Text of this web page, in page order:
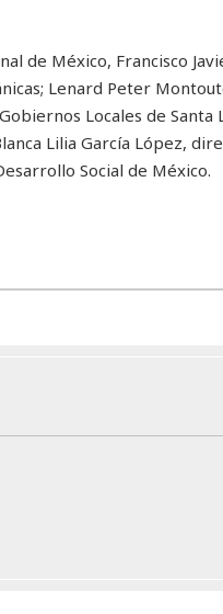
de México, Francisco
Lenard Peter
Locales de Santa
Lilia García López,
Social de México.